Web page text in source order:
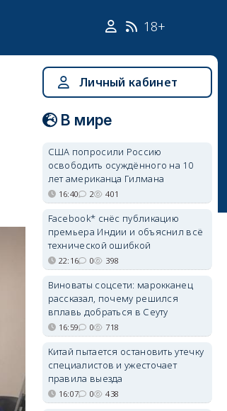
18+
Личный кабинет
В мире
США попросили Россию
освободить осуждённого на 10
лет американца Гилмана
16:40 2 401
Facebook* снёс публикацию
премьера Индии и объяснил всё
технической ошибкой
22:16 0 398
Виноваты соцсети: марокканец
рассказал, почему решился
вплавь добраться в Сеуту
16:59 0 718
Китай пытается остановить утечку
специалистов и ужесточает
правила выезда
16:07 0 438